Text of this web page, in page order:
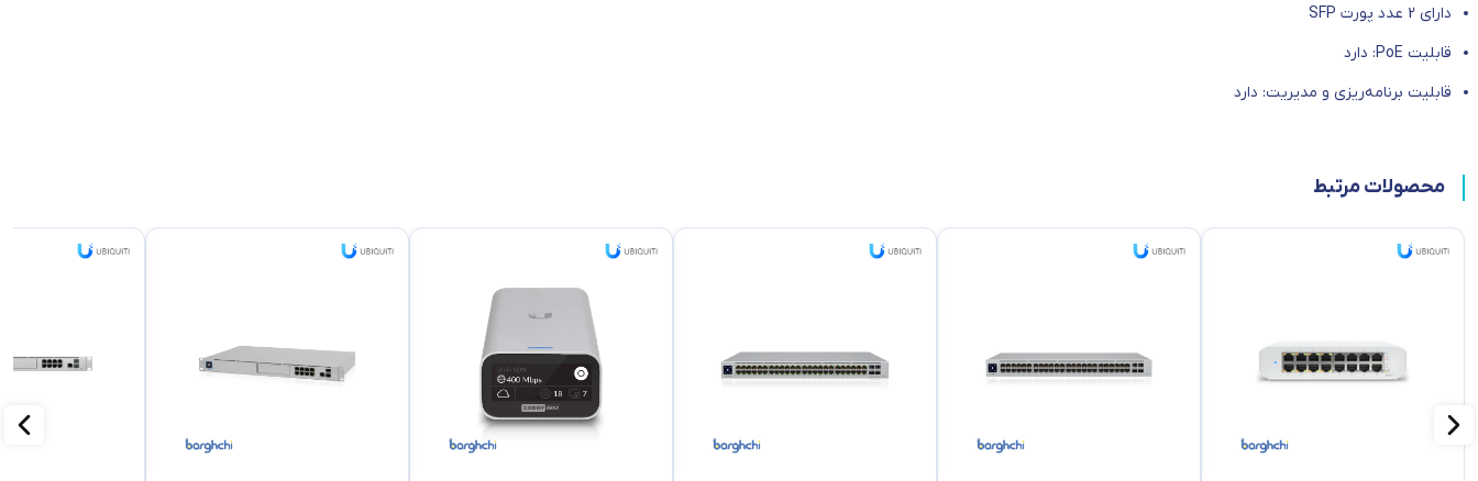
دارای 2 عدد پورت SFP
قابلیت PoE: دارد
قابلیت برنامه‌ریزی و مدیریت: دارد
محصولات مرتبط